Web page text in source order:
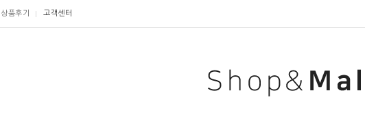
상품후기 고객센터